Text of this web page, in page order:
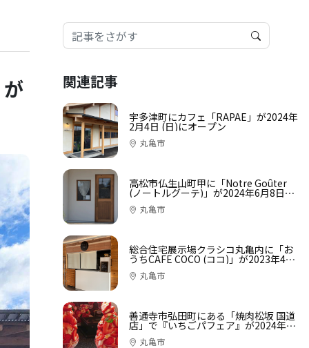
関連記事
宇多津町にカフェ「RAPAE」が2024年
2月4日 (日)にオープン
丸亀市
高松市仏生山町甲に「Notre Goûter
(ノートルグーテ)」が2024年6月8日
(土)にオープン
丸亀市
総合住宅展示場クラシコ丸亀内に「お
うちCAFE COCO (ココ)」が2023年4月
6日 (木)にオープン
丸亀市
善通寺市弘田町にある「焼肉松坂 国道
店」で『いちごパフェア』が2024年2
月1日 (木)から始まってる
丸亀市